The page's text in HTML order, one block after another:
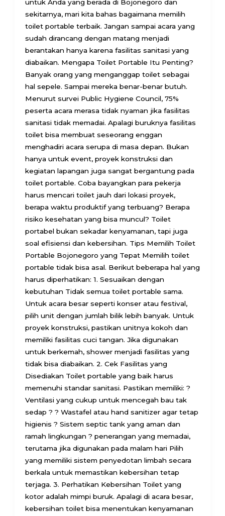
untuk Anda yang berada di Bojonegoro dan
sekitarnya, mari kita bahas bagaimana memilih
toilet portable terbaik. Jangan sampai acara yang
sudah dirancang dengan matang menjadi
berantakan hanya karena fasilitas sanitasi yang
diabaikan. Mengapa Toilet Portable Itu Penting?
Banyak orang yang menganggap toilet sebagai
hal sepele. Sampai mereka benar-benar butuh.
Menurut survei Public Hygiene Council, 75%
peserta acara merasa tidak nyaman jika fasilitas
sanitasi tidak memadai. Apalagi buruknya fasilitas
toilet bisa membuat seseorang enggan
menghadiri acara serupa di masa depan. Bukan
hanya untuk event, proyek konstruksi dan
kegiatan lapangan juga sangat bergantung pada
toilet portable. Coba bayangkan para pekerja
harus mencari toilet jauh dari lokasi proyek,
berapa waktu produktif yang terbuang? Berapa
risiko kesehatan yang bisa muncul? Toilet
portabel bukan sekadar kenyamanan, tapi juga
soal efisiensi dan kebersihan. Tips Memilih Toilet
Portable Bojonegoro yang Tepat Memilih toilet
portable tidak bisa asal. Berikut beberapa hal yang
harus diperhatikan: 1. Sesuaikan dengan
kebutuhan Tidak semua toilet portable sama.
Untuk acara besar seperti konser atau festival,
pilih unit dengan jumlah bilik lebih banyak. Untuk
proyek konstruksi, pastikan unitnya kokoh dan
memiliki fasilitas cuci tangan. Jika digunakan
untuk berkemah, shower menjadi fasilitas yang
tidak bisa diabaikan. 2. Cek Fasilitas yang
Disediakan Toilet portable yang baik harus
memenuhi standar sanitasi. Pastikan memiliki: ?
Ventilasi yang cukup untuk mencegah bau tak
sedap ? ? Wastafel atau hand sanitizer agar tetap
higienis ? Sistem septic tank yang aman dan
ramah lingkungan ? penerangan yang memadai,
terutama jika digunakan pada malam hari Pilih
yang memiliki sistem penyedotan limbah secara
berkala untuk memastikan kebersihan tetap
terjaga. 3. Perhatikan Kebersihan Toilet yang
kotor adalah mimpi buruk. Apalagi di acara besar,
kebersihan toilet bisa menentukan kenyamanan